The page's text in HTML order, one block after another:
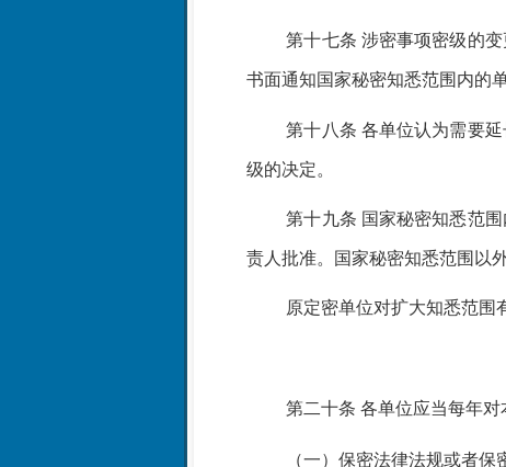
第十七条 涉密事项密级的
书面通知国家秘密知悉范围内的
第十八条 各单位认为需要
级的决定。
第十九条 国家秘密知悉范
责人批准。国家秘密知悉范围以
原定密单位对扩大知悉范围
第二十条 各单位应当每年对
（一）保密法律法规或者